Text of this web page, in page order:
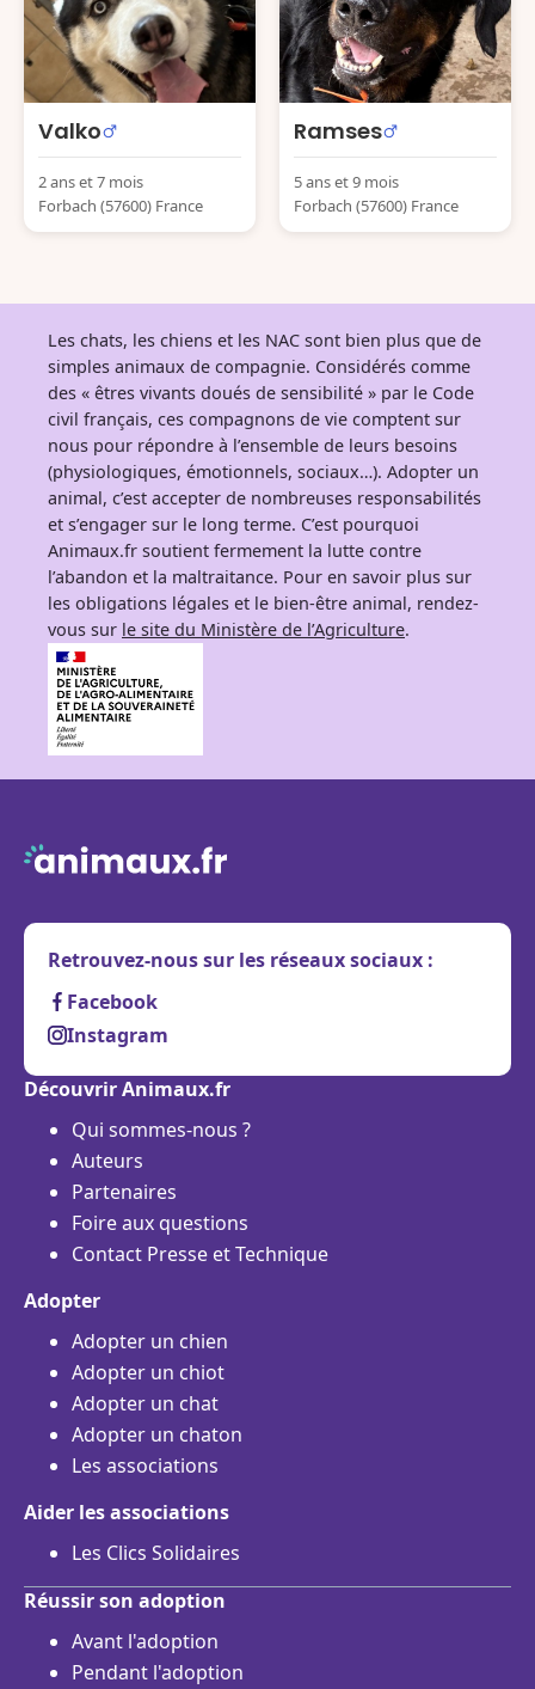
Valko
2 ans et 7 mois
Forbach (57600) France
Ramses
5 ans et 9 mois
Forbach (57600) France
Les chats, les chiens et les NAC sont bien plus que de
simples animaux de compagnie. Considérés comme
des « êtres vivants doués de sensibilité » par le Code
civil français, ces compagnons de vie comptent sur
nous pour répondre à l’ensemble de leurs besoins
(physiologiques, émotionnels, sociaux…). Adopter un
animal, c’est accepter de nombreuses responsabilités
et s’engager sur le long terme. C’est pourquoi
Animaux.fr soutient fermement la lutte contre
l’abandon et la maltraitance. Pour en savoir plus sur
les obligations légales et le bien-être animal, rendez-
vous sur le site du Ministère de l’Agriculture.
Retrouvez-nous sur les réseaux sociaux :
Facebook
Instagram
Découvrir Animaux.fr
Qui sommes-nous ?
Auteurs
Partenaires
Foire aux questions
Contact Presse et Technique
Adopter
Adopter un chien
Adopter un chiot
Adopter un chat
Adopter un chaton
Les associations
Aider les associations
Les Clics Solidaires
Réussir son adoption
Avant l'adoption
Pendant l'adoption